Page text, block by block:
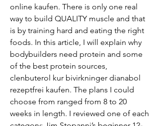
online kaufen. There is only one real
way to build QUALITY muscle and that
is by training hard and eating the right
foods. In this article, I will explain why
bodybuilders need protein and some
of the best protein sources,
clenbuterol kur bivirkninger dianabol
rezeptfrei kaufen. The plans I could
choose from ranged from 8 to 20
weeks in length. I reviewed one of each